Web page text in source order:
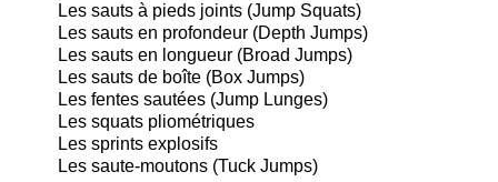
Les sauts à pieds joints (Jump Squats)
Les sauts en profondeur (Depth Jumps)
Les sauts en longueur (Broad Jumps)
Les sauts de boîte (Box Jumps)
Les fentes sautées (Jump Lunges)
Les squats pliométriques
Les sprints explosifs
Les saute-moutons (Tuck Jumps)